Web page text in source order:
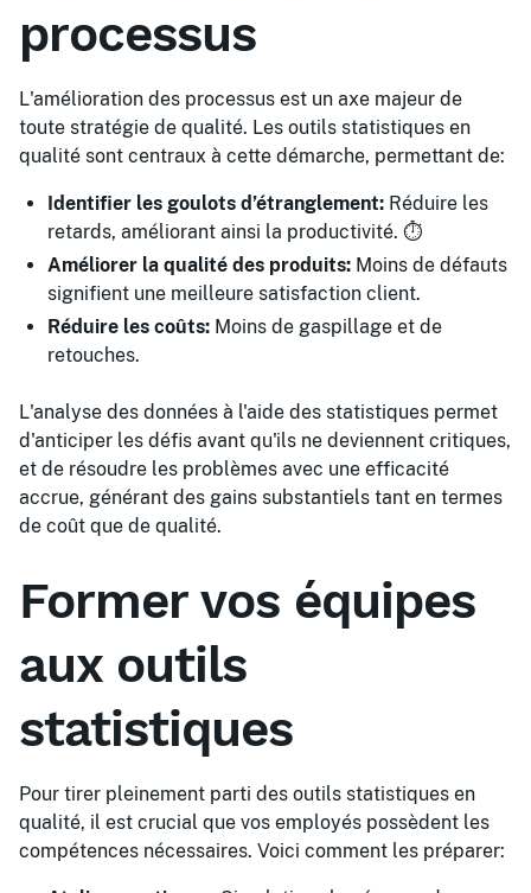
processus
L'amélioration des processus est un axe majeur de
toute stratégie de qualité. Les outils statistiques en
qualité sont centraux à cette démarche, permettant de:
Identifier les goulots d’étranglement: Réduire les
retards, améliorant ainsi la productivité. ⏱️
Améliorer la qualité des produits: Moins de défauts
signifient une meilleure satisfaction client.
Réduire les coûts: Moins de gaspillage et de
retouches.
L'analyse des données à l'aide des statistiques permet
d'anticiper les défis avant qu'ils ne deviennent critiques,
et de résoudre les problèmes avec une efficacité
accrue, générant des gains substantiels tant en termes
de coût que de qualité.
Former vos équipes
aux outils
statistiques
Pour tirer pleinement parti des outils statistiques en
qualité, il est crucial que vos employés possèdent les
compétences nécessaires. Voici comment les préparer: